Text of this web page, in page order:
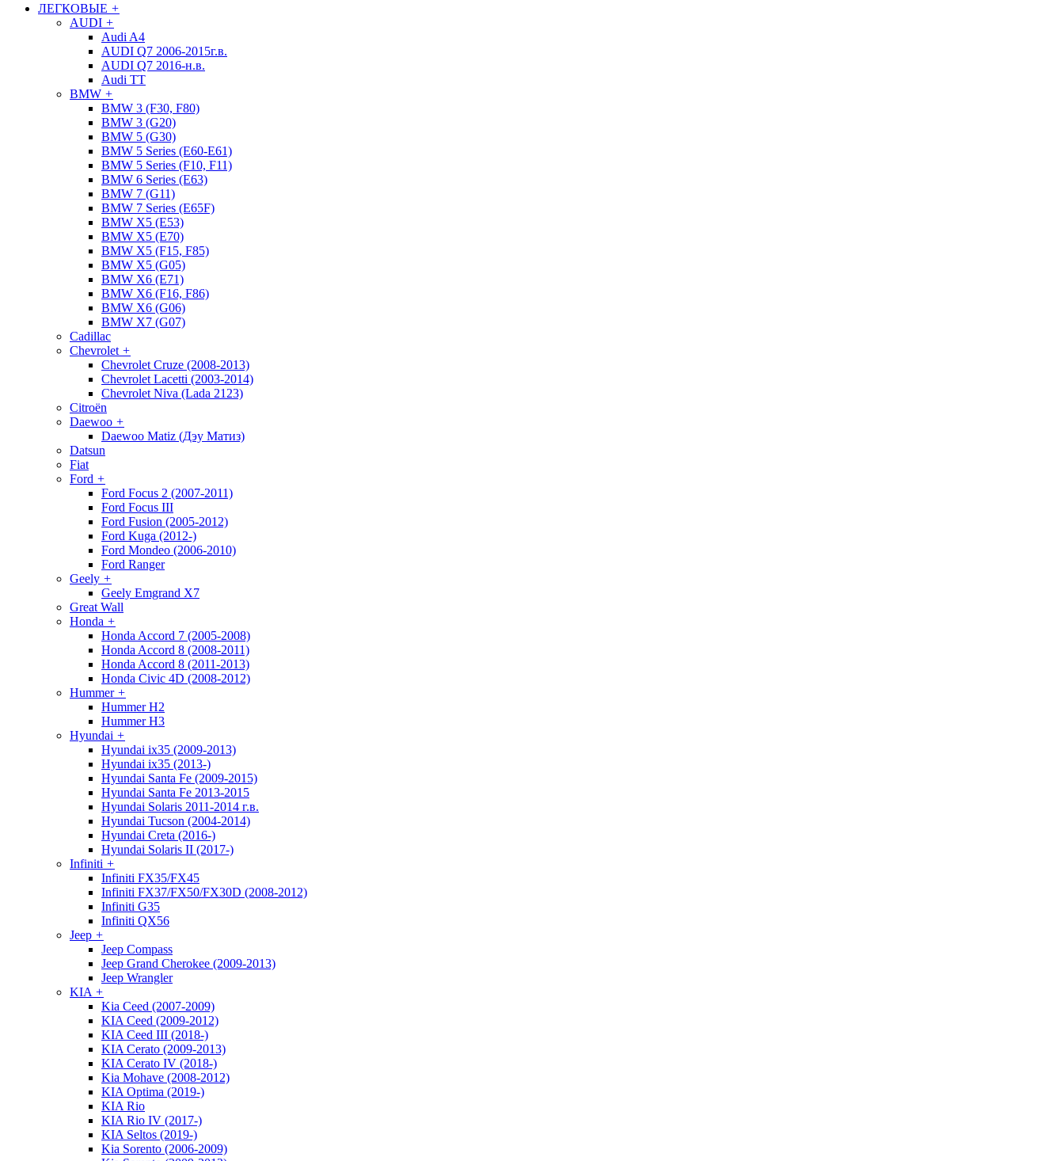
ЛЕГКОВЫЕ +
AUDI +
Audi A4
AUDI Q7 2006-2015г.в.
AUDI Q7 2016-н.в.
Audi TT
BMW +
BMW 3 (F30, F80)
BMW 3 (G20)
BMW 5 (G30)
BMW 5 Series (E60-E61)
BMW 5 Series (F10, F11)
BMW 6 Series (E63)
BMW 7 (G11)
BMW 7 Series (E65F)
BMW X5 (E53)
BMW X5 (E70)
BMW X5 (F15, F85)
BMW X5 (G05)
BMW X6 (E71)
BMW X6 (F16, F86)
BMW X6 (G06)
BMW X7 (G07)
Cadillac
Chevrolet +
Chevrolet Cruze (2008-2013)
Chevrolet Lacetti (2003-2014)
Chevrolet Niva (Lada 2123)
Citroën
Daewoo +
Daewoo Matiz (Дэу Матиз)
Datsun
Fiat
Ford +
Ford Focus 2 (2007-2011)
Ford Focus III
Ford Fusion (2005-2012)
Ford Kuga (2012-)
Ford Mondeo (2006-2010)
Ford Ranger
Geely +
Geely Emgrand X7
Great Wall
Honda +
Honda Accord 7 (2005-2008)
Honda Accord 8 (2008-2011)
Honda Accord 8 (2011-2013)
Honda Civic 4D (2008-2012)
Hummer +
Hummer H2
Hummer H3
Hyundai +
Hyundai ix35 (2009-2013)
Hyundai ix35 (2013-)
Hyundai Santa Fe (2009-2015)
Hyundai Santa Fe 2013-2015
Hyundai Solaris 2011-2014 г.в.
Hyundai Tucson (2004-2014)
Hyundai Creta (2016-)
Hyundai Solaris II (2017-)
Infiniti +
Infiniti FX35/FX45
Infiniti FX37/FX50/FX30D (2008-2012)
Infiniti G35
Infiniti QX56
Jeep +
Jeep Compass
Jeep Grand Cherokee (2009-2013)
Jeep Wrangler
KIA +
Kia Ceed (2007-2009)
KIA Ceed (2009-2012)
KIA Ceed III (2018-)
KIA Cerato (2009-2013)
KIA Cerato IV (2018-)
Kia Mohave (2008-2012)
KIA Optima (2019-)
KIA Rio
KIA Rio IV (2017-)
KIA Seltos (2019-)
Kia Sorento (2006-2009)